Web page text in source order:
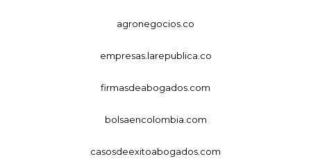
agronegocios.co
empresas.larepublica.co
firmasdeabogados.com
bolsaencolombia.com
casosdeexitoabogados.com